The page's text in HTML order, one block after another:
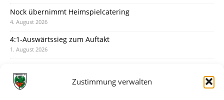
Zustimmung verwalten
Nock übernimmt Heimspielcatering
4. August 2026
4:1-Auswärtssieg zum Auftakt
1. August 2026
31. Juli 2026